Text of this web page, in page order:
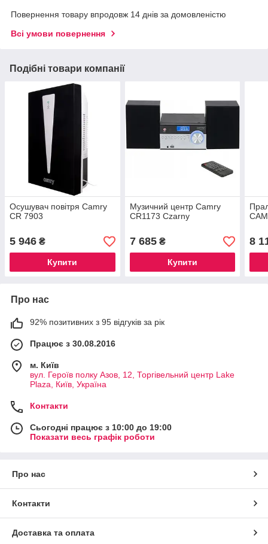
Повернення товару впродовж 14 днів за домовленістю
Всі умови повернення
Подібні товари компанії
Осушувач повітря Camry
CR 7903
5 946 ₴
Купити
Музичний центр Camry
CR1173 Czarny
7 685₴
Купити
8
Про нас
92% позитивних з 95 відгуків за рік
Працює з 30.08.2016
м. Київ
вул. Героїв полку Азов, 12, Торгівельний центр Lake
Plaza, Київ, Україна
Контакти
Сьогодні працює з 10:00 до 19:00
Показати весь графік роботи
Про нас
Контакти
Доставка та оплата